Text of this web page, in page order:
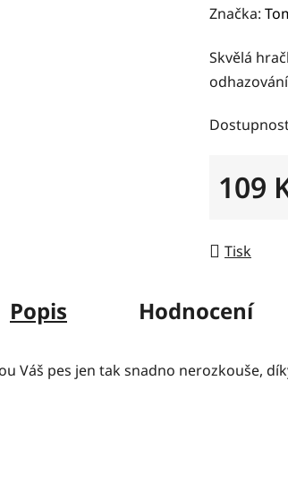
hodnocení
je
0,0
5
Značka:
Skvělá
109
Tisk
Popis Hodnocení
Váš pes jen tak snadno nerozkouše,